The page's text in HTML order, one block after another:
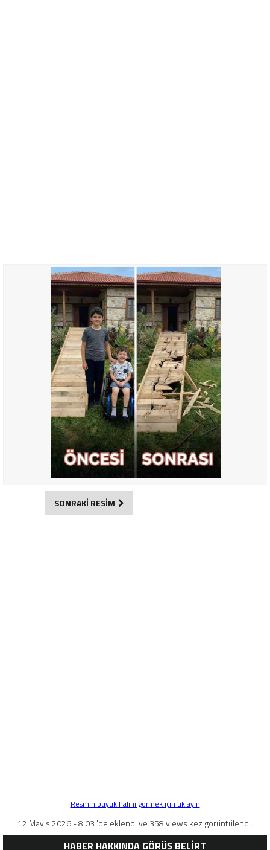
SONRAKİ RESİM
Resmin büyük halini görmek için tıklayın
12 Mayıs 2026 - 8:03 'de eklendi ve 358 views kez görüntülendi.
HABER HAKKINDA GÖRÜŞ BELİRT